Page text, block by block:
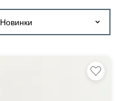
Новинки